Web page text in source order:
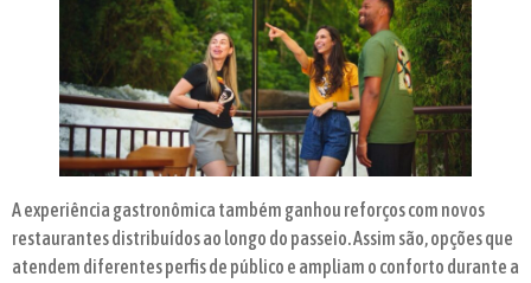
A experiência gastronômica também ganhou reforços com novos
restaurantes distribuídos ao longo do passeio. Assim são, opções que
atendem diferentes perfis de público e ampliam o conforto durante a